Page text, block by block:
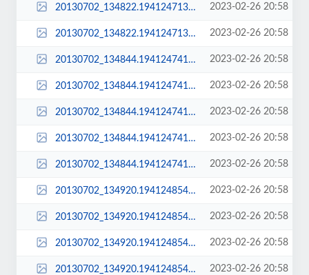
20130702_134822.194124713_sq_thumb_s.jpg 2023-02-26 20:58
20130702_134822.194124713_std.jpg 2023-02-26 20:58
20130702_134844.194124741.jpg 2023-02-26 20:58
20130702_134844.194124741_large.jpg 2023-02-26 20:58
20130702_134844.194124741_sq_thumb_m.jpg 2023-02-26 20:58
20130702_134844.194124741_sq_thumb_s.jpg 2023-02-26 20:58
20130702_134844.194124741_std.jpg 2023-02-26 20:58
20130702_134920.194124854.jpg 2023-02-26 20:58
20130702_134920.194124854_large.jpg 2023-02-26 20:58
20130702_134920.194124854_sq_thumb_m.jpg 2023-02-26 20:58
20130702_134920.194124854_sq_thumb_s.jpg 2023-02-26 20:58